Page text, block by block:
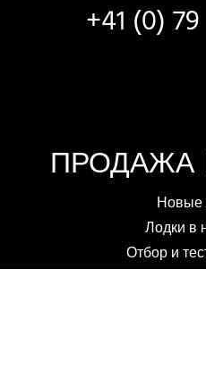
+41 (0)
ПРОДАЖА
Новые
Лодки в
Отбор и